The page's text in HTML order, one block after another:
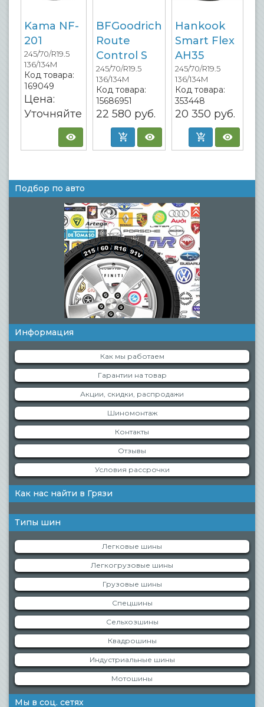
Kama NF-
201
245/70/R19.5
136/134M
Код товара:
169049
Цена:
Уточняйте
BFGoodrich
Route
Control S
245/70/R19.5
136/134M
Код товара:
15686951
22 580 руб.
Hankook
Smart Flex
AH35
245/70/R19.5
136/134M
Код товара:
353448
20 350 руб.
Подбор по авто
Информация
Как мы работаем
Гарантии на товар
Акции, скидки, распродажи
Шиномонтаж
Контакты
Отзывы
Условия рассрочки
Как нас найти в Грязи
Типы шин
Легковые шины
Легкогрузовые шины
Грузовые шины
Спецшины
Сельхозшины
Квадрошины
Индустриальные шины
Мотошины
Мы в соц. сетях